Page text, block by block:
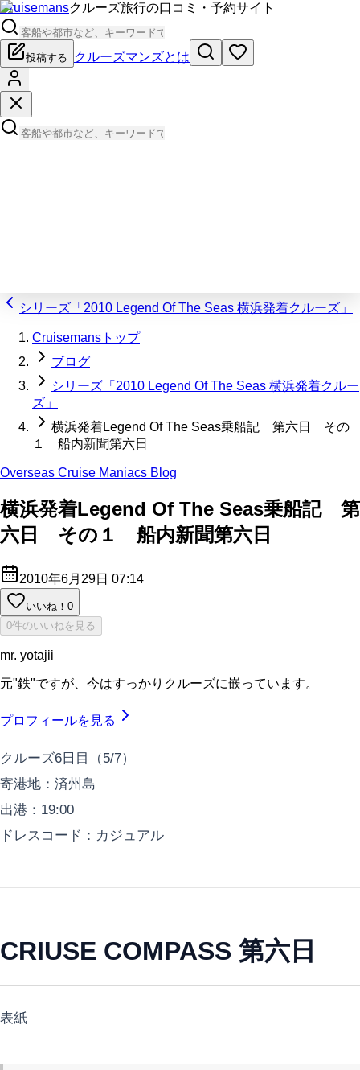
Cruisemansクルーズ旅行の口コミ・予約サイト
投稿する クルーズマンズとは
シリーズ「2010 Legend Of The Seas 横浜発着クルーズ」
Cruisemansトップ
ブログ
シリーズ「2010 Legend Of The Seas 横浜発着クルー
ズ」
横浜発着Legend Of The Seas乗船記 第六日 その
１ 船内新聞第六日
Overseas Cruise Maniacs Blog
横浜発着Legend Of The Seas乗船記 第
六日 その１ 船内新聞第六日
2010年6月29日 07:14
いいね！ 0
0件のいいねを見る
mr. yotajii
元"鉄"ですが、今はすっかりクルーズに嵌っています。
プロフィールを見る
クルーズ6日目（5/7）
寄港地：済州島
出港：19:00
ドレスコード：カジュアル
CRIUSE COMPASS 第六日
表紙